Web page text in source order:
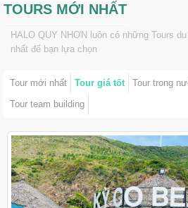
TOURS MỚI NHẤT
HALO QUY NHƠN luôn có những Tours
nhất để bạn lựa chọn
Tour mới nhất Tour giá tốt Tour trong
Tour team building